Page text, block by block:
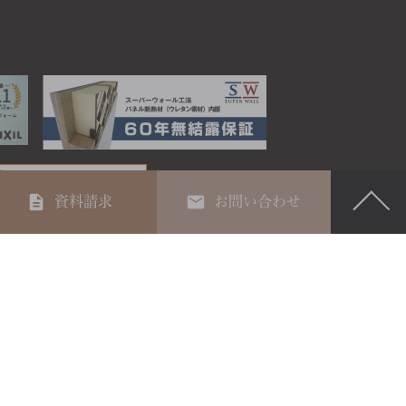
資料請求 お問い合わせ